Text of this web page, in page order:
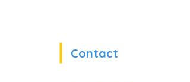
Contact